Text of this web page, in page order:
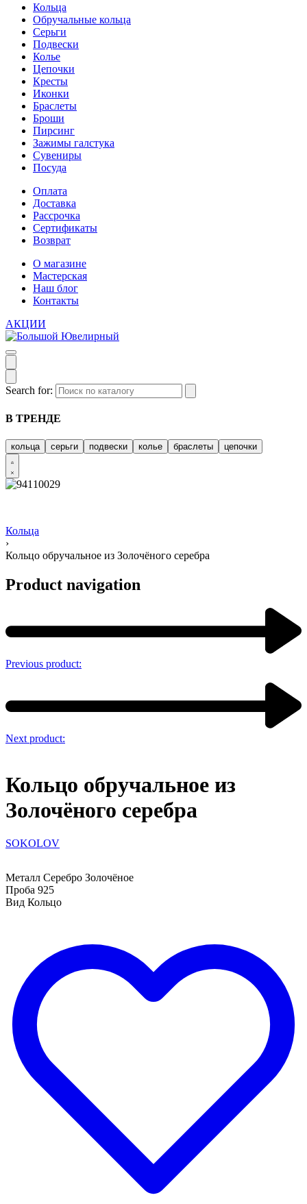
Кольца
Обручальные кольца
Серьги
Подвески
Колье
Цепочки
Кресты
Иконки
Браслеты
Броши
Пирсинг
Зажимы галстука
Сувениры
Посуда
Оплата
Доставка
Рассрочка
Сертификаты
Возврат
О магазине
Мастерская
Наш блог
Контакты
АКЦИИ
Search for:
В ТРЕНДЕ
кольца серьги подвески колье браслеты цепочки
Кольца
›
Кольцо обручальное из Золочёного серебра
Product navigation
Previous product:
Next product:
Кольцо обручальное из
Золочёного серебра
SOKOLOV
Металл Серебро Золочёное
Проба 925
Вид Кольцо